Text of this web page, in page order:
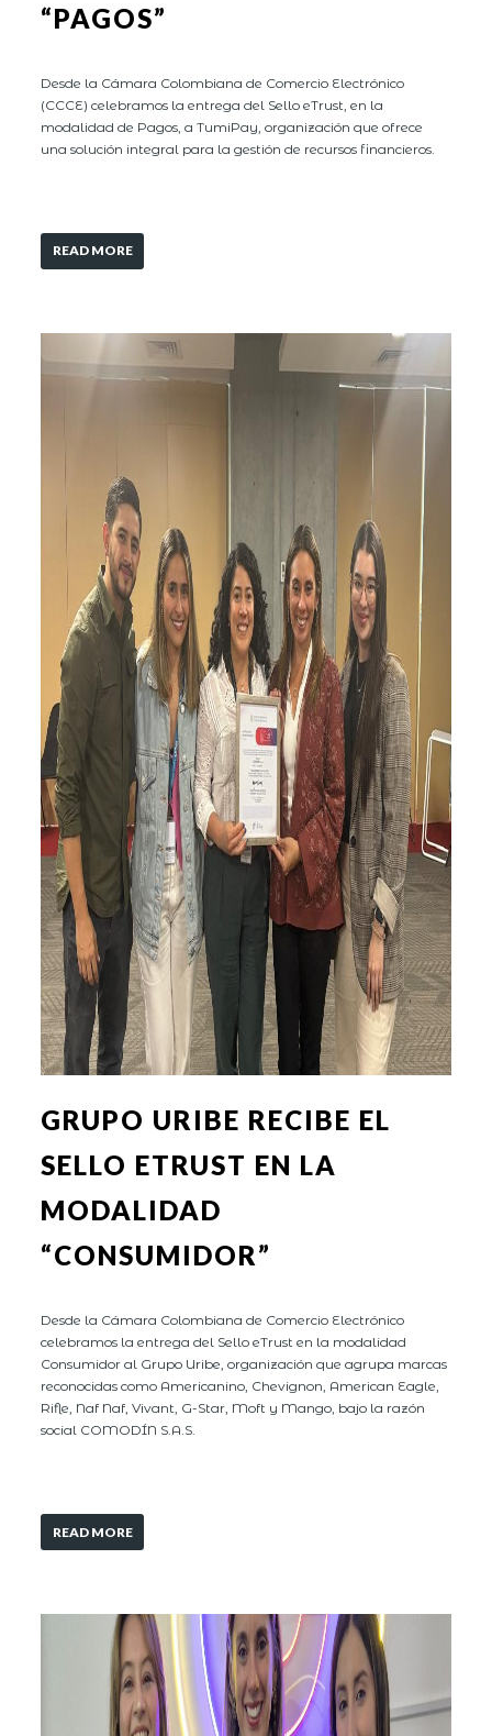
“PAGOS”
Desde la Cámara Colombiana de Comercio Electrónico
(CCCE) celebramos la entrega del Sello eTrust, en la
modalidad de Pagos, a TumiPay, organización que ofrece
una solución integral para la gestión de recursos financieros.
READ MORE
GRUPO URIBE RECIBE EL
SELLO ETRUST EN LA
MODALIDAD
“CONSUMIDOR”
Desde la Cámara Colombiana de Comercio Electrónico
celebramos la entrega del Sello eTrust en la modalidad
Consumidor al Grupo Uribe, organización que agrupa marcas
reconocidas como Americanino, Chevignon, American Eagle,
Rifle, Naf Naf, Vivant, G-Star, Moft y Mango, bajo la razón
social COMODÍN S.A.S.
READ MORE